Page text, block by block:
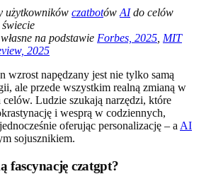
użytkowników czatbotów AIdo celów
na podstawie Forbes, 2025 MIT
2025
wzrost napędzany jest nie tylko samą
ale przede wszystkim realną zmianą w
celów. Ludzie szukają narzędzi, które
i wesprą w codziennych,
oferując personalizację – a AI
sojusznikiem.
fascynację czatgpt?